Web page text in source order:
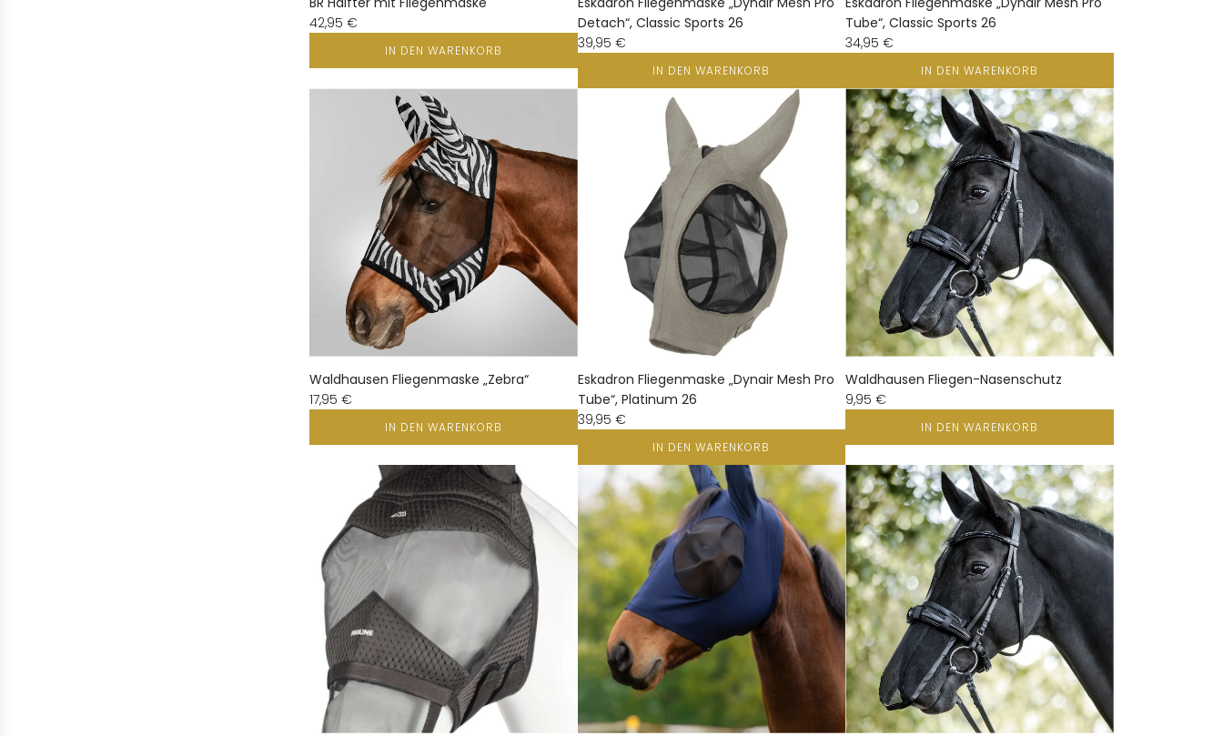
42,95 €
IN DEN WARENKORB
Detach“, Classic Sports 26
39,95 €
IN DEN WARENKORB
Tube“, Classic Sports 26
34,95 €
IN DEN WARENKORB
Waldhausen Fliegenmaske „Zebra“
17,95 €
IN DEN WARENKORB
Eskadron Fliegenmaske „Dynair Mesh Pro
Tube“, Platinum 26
39,95 €
IN DEN WARENKORB
Waldhausen Fliegen-Nasenschutz
9,95 €
IN DEN WARENKORB